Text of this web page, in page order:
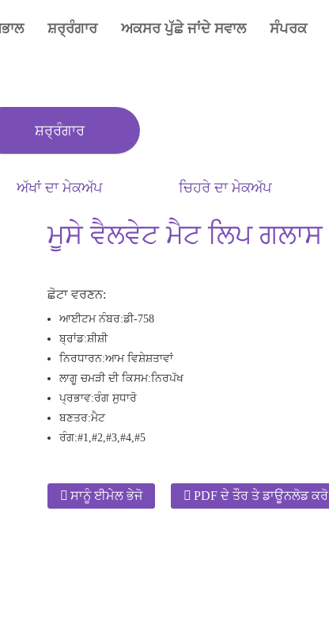
ਸ਼ਰ੍ਰੰਗਾਰ ਅਕਸਰ ਪੁੱਛੇ ਜਾਂਦੇ ਸਵਾਲ ਸੰਪਰਕ
ਸ਼ਰ੍ਰੰਗਾਰ
ਅੱਖਾਂ ਦਾ ਮੇਕਅੱਪ ਚਿਹਰੇ ਦਾ ਮੇਕਅੱਪ
ਮੂਸੇ ਵੈਲਵੇਟ ਮੈਟ ਲਿਪ ਗਲਾਸ
ਛੋਟਾ ਵਰਣਨ:
ਆਈਟਮ ਨੰਬਰ:ਡੀ-758
ਬ੍ਰਾਂਡ:ਸ਼ੀਸ਼ੀ
ਨਿਰਧਾਰਨ:ਆਮ ਵਿਸ਼ੇਸ਼ਤਾਵਾਂ
ਲਾਗੂ ਚਮੜੀ ਦੀ ਕਿਸਮ:ਨਿਰਪੱਖ
ਪ੍ਰਭਾਵ:ਰੰਗ ਸੁਧਾਰੋ
ਬਣਤਰ:ਮੈਟ
ਰੰਗ:#1,#2,#3,#4,#5
ਸਾਨੂੰ ਈਮੇਲ ਭੇਜੋ PDF ਦੇ ਤੌਰ ਤੇ ਡਾਊਨਲੋਡ ਕਰੋ